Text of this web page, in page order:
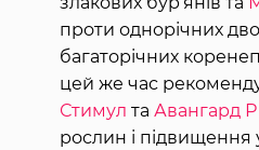
проти однорічних
багаторічних
цей же час
Стимул та Авангард
рослин і підвищення